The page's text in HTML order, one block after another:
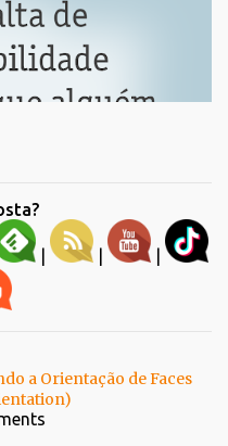
| | |
a Orientação de Faces